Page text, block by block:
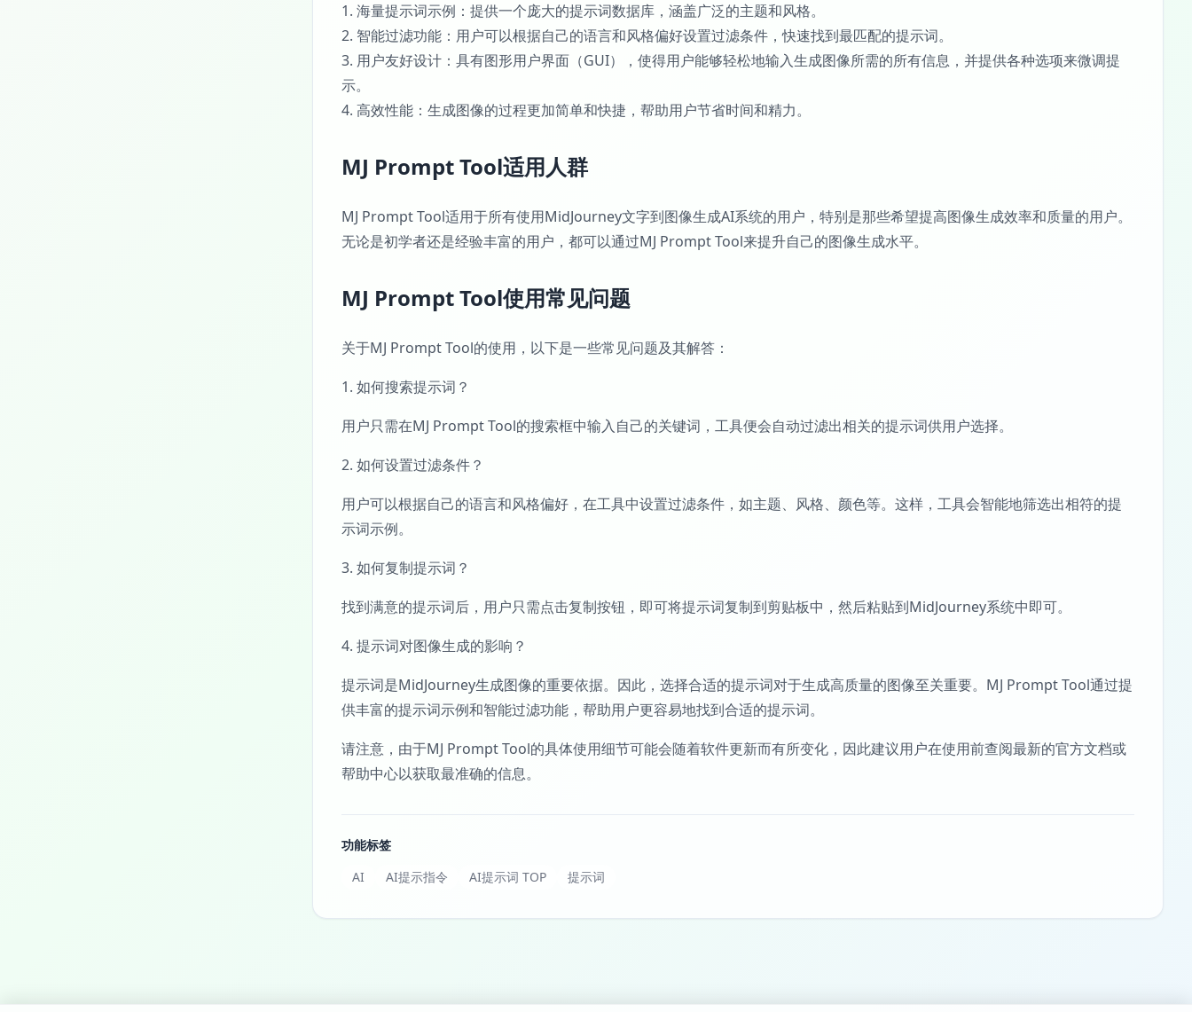
1. 海量提示词示例：提供一个庞大的提示词数据库，涵盖广泛的主题和风格。
2. 智能过滤功能：用户可以根据自己的语言和风格偏好设置过滤条件，快速找到最匹配的提示词。
3. 用户友好设计：具有图形用户界面（GUI），使得用户能够轻松地输入生成图像所需的所有信息，并提供各种选项来微调提
示。
4. 高效性能：生成图像的过程更加简单和快捷，帮助用户节省时间和精力。
MJ Prompt Tool适用人群
MJ Prompt Tool适用于所有使用MidJourney文字到图像生成AI系统的用户，特别是那些希望提高图像生成效率和质量的用户。
无论是初学者还是经验丰富的用户，都可以通过MJ Prompt Tool来提升自己的图像生成水平。
MJ Prompt Tool使用常见问题
关于MJ Prompt Tool的使用，以下是一些常见问题及其解答：
1. 如何搜索提示词？
用户只需在MJ Prompt Tool的搜索框中输入自己的关键词，工具便会自动过滤出相关的提示词供用户选择。
2. 如何设置过滤条件？
用户可以根据自己的语言和风格偏好，在工具中设置过滤条件，如主题、风格、颜色等。这样，工具会智能地筛选出相符的提
示词示例。
3. 如何复制提示词？
找到满意的提示词后，用户只需点击复制按钮，即可将提示词复制到剪贴板中，然后粘贴到MidJourney系统中即可。
4. 提示词对图像生成的影响？
提示词是MidJourney生成图像的重要依据。因此，选择合适的提示词对于生成高质量的图像至关重要。MJ Prompt Tool通过提
供丰富的提示词示例和智能过滤功能，帮助用户更容易地找到合适的提示词。
请注意，由于MJ Prompt Tool的具体使用细节可能会随着软件更新而有所变化，因此建议用户在使用前查阅最新的官方文档或
帮助中心以获取最准确的信息。
功能标签
AI
AI提示指令 AI提示词 TOP 提示词